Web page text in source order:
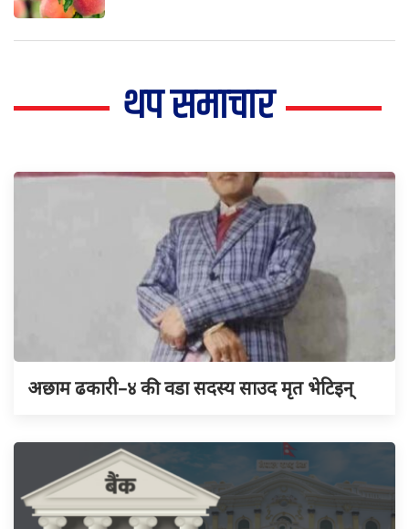
थप समाचार
अछाम ढकारी–४ की वडा सदस्य साउद मृत भेटिइन्